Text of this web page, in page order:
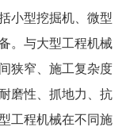
小型挖掘机、微型
。与大型工程机械
狭窄、施工复杂度
磨性、抓地力、抗
工程机械在不同施